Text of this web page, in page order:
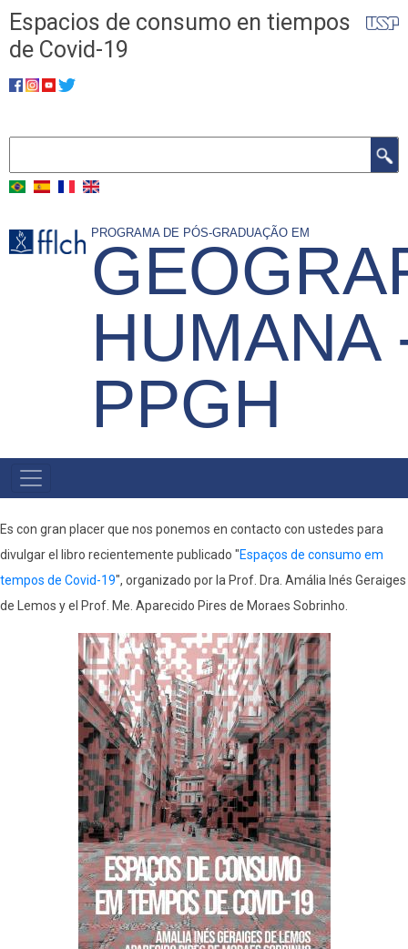
Skip
content
Espacios de consumo en tiempos
de Covid-19
PROGRAMA DE PÓS-GRADUAÇÃO EM
HUMANA
PPGH
MENU
PRINCIPAL
Es con gran placer que nos ponemos en contacto con ustedes para
divulgar el libro recientemente publicado "Espaços de consumo em
tempos de Covid-19", organizado por la Prof. Dra. Amália Inés Geraiges
de Lemos y el Prof. Me. Aparecido Pires de Moraes Sobrinho.